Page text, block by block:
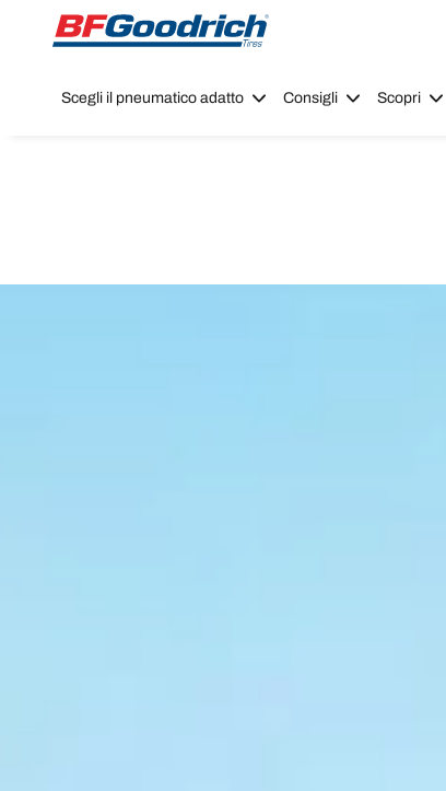
Go to page content
Go to page navigation
Scegli il pneumatico adatto Consigli Scopri